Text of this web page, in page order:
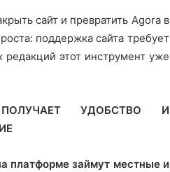
сайт и превратить Agora в
поддержка сайта требует
редакций этот инструмент уже
УДОБСТВО И
платформе займут местные и